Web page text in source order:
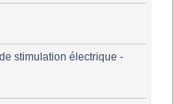
stimulation électrique -